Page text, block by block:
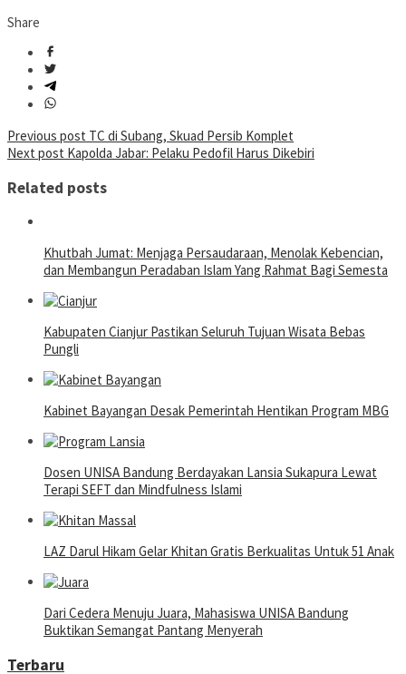
Share
Post
navigation
Previous post TC di Subang, Skuad Persib Komplet
Next post Kapolda Jabar: Pelaku Pedofil Harus Dikebiri
Related posts
Khutbah Jumat: Menjaga Persaudaraan, Menolak Kebencian,
dan Membangun Peradaban Islam Yang Rahmat Bagi Semesta
Kabupaten Cianjur Pastikan Seluruh Tujuan Wisata Bebas
Pungli
Kabinet Bayangan Desak Pemerintah Hentikan Program MBG
Dosen UNISA Bandung Berdayakan Lansia Sukapura Lewat
Terapi SEFT dan Mindfulness Islami
LAZ Darul Hikam Gelar Khitan Gratis Berkualitas Untuk 51 Anak
Dari Cedera Menuju Juara, Mahasiswa UNISA Bandung
Buktikan Semangat Pantang Menyerah
Terbaru